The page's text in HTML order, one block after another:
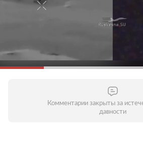
Комментарии закрыты за
давности